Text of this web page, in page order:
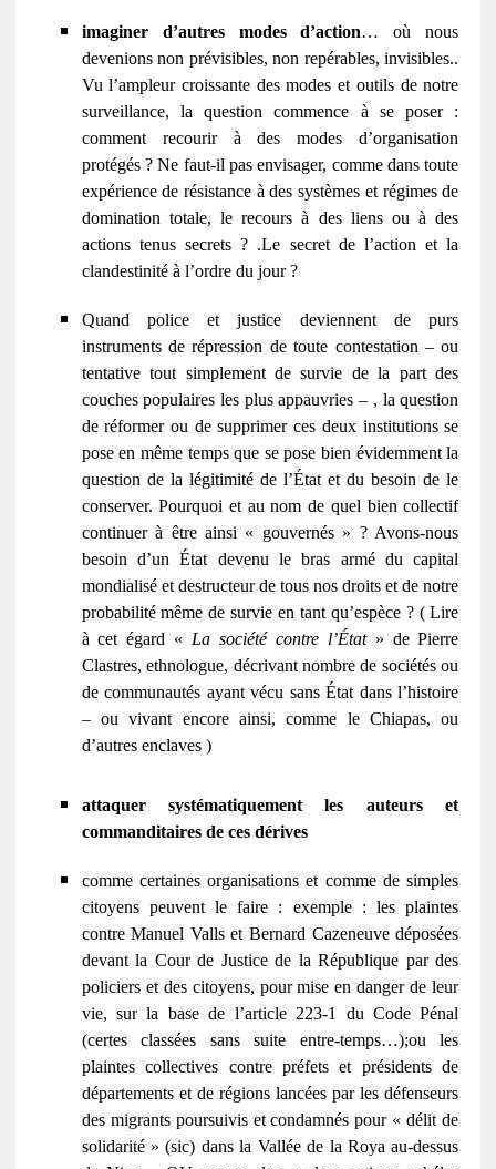
imaginer d’autres modes d’action… où nous
devenions non prévisibles, non repérables, invisibles..
Vu l’ampleur croissante des modes et outils de notre
surveillance, la question commence à se poser :
comment recourir à des modes d’organisation
protégés ? Ne faut-il pas envisager, comme dans toute
expérience de résistance à des systèmes et régimes de
domination totale, le recours à des liens ou à des
actions tenus secrets ? .Le secret de l’action et la
clandestinité à l’ordre du jour ?
Quand police et justice deviennent de purs
instruments de répression de toute contestation – ou
tentative tout simplement de survie de la part des
couches populaires les plus appauvries – , la question
de réformer ou de supprimer ces deux institutions se
pose en même temps que se pose bien évidemment la
question de la légitimité de l’État et du besoin de le
conserver. Pourquoi et au nom de quel bien collectif
continuer à être ainsi « gouvernés » ? Avons-nous
besoin d’un État devenu le bras armé du capital
mondialisé et destructeur de tous nos droits et de notre
probabilité même de survie en tant qu’espèce ? ( Lire
à cet égard «La société contre l’État» de Pierre
Clastres, ethnologue, décrivant nombre de sociétés ou
de communautés ayant vécu sans État dans l’histoire
– ou vivant encore ainsi, comme le Chiapas, ou
d’autres enclaves )
attaquer systématiquement les auteurs et
commanditaires de ces dérives
comme certaines organisations et comme de simples
citoyens peuvent le faire : exemple : les plaintes
contre Manuel Valls et Bernard Cazeneuve déposées
devant la Cour de Justice de la République par des
policiers et des citoyens, pour mise en danger de leur
vie, sur la base de l’article 223-1 du Code Pénal
(certes classées sans suite entre-temps…);ou les
plaintes collectives contre préfets et présidents de
départements et de régions lancées par les défenseurs
des migrants poursuivis et condamnés pour « délit de
solidarité » (sic) dans la Vallée de la Roya au-dessus